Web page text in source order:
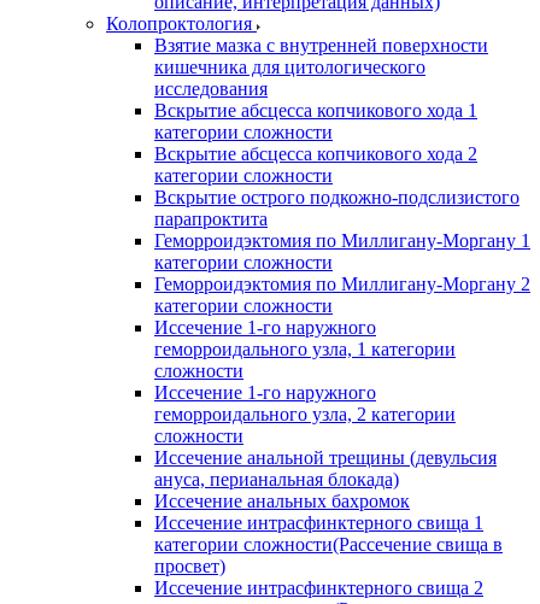
Колопроктология
Взятие мазка с внутренней поверхности
кишечника для цитологического
исследования
Вскрытие абсцесса копчикового хода 1
категории сложности
Вскрытие абсцесса копчикового хода 2
категории сложности
Вскрытие острого подкожно-подслизистого
парапроктита
Геморроидэктомия по Миллигану-Моргану 1
категории сложности
Геморроидэктомия по Миллигану-Моргану 2
категории сложности
Иссечение 1-го наружного
геморроидального узла, 1 категории
сложности
Иссечение 1-го наружного
геморроидального узла, 2 категории
сложности
Иссечение анальной трещины (девульсия
ануса, перианальная блокада)
Иссечение анальных бахромок
Иссечение интрасфинктерного свища 1
категории сложности(Рассечение свища в
просвет)
Иссечение интрасфинктерного свища 2